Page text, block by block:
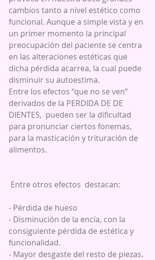
cambios tanto a nivel estético como
funcional. Aunque a simple vista y en
un primer momento la principal
preocupación del paciente se centra
en las alteraciones estéticas que
dicha pérdida acarrea, la cual puede
disminuir su autoestima.
Entre los efectos “que no se ven”
derivados de la PERDIDA DE DE
DIENTES,  pueden ser la dificultad
para pronunciar ciertos fonemas,
para la masticación y trituración de
alimentos.
Entre otros efectos  destacan:
- Pérdida de hueso
- Disminución de la encía, con la
consiguiente pérdida de estética y
funcionalidad.
- Mayor desgaste del resto de piezas.